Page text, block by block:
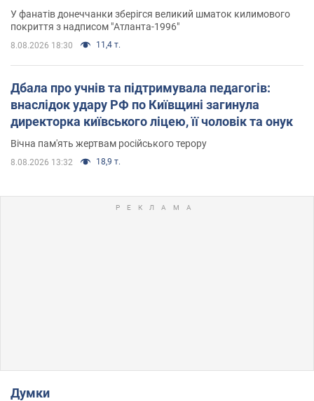
Олімпіади
У фанатів донеччанки зберігся великий шматок килимового
покриття з надписом "Атланта-1996"
8.08.2026 18:30 11,4 т.
Дбала про учнів та підтримувала педагогів:
внаслідок удару РФ по Київщині загинула
директорка київського ліцею, її чоловік та онук
Вічна пам'ять жертвам російського терору
8.08.2026 13:32 18,9 т.
Думки